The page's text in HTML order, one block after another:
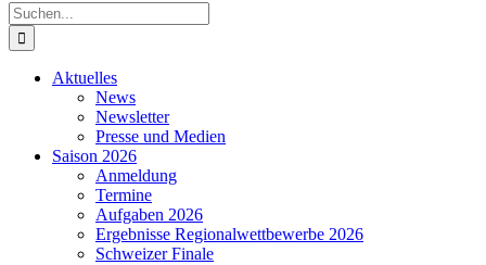
Suche
nach:
Aktuelles
News
Newsletter
Presse und Medien
Saison 2026
Anmeldung
Termine
Aufgaben 2026
Ergebnisse Regionalwettbewerbe 2026
Schweizer Finale